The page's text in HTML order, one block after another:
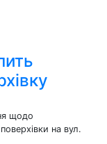
щодо
на вул.